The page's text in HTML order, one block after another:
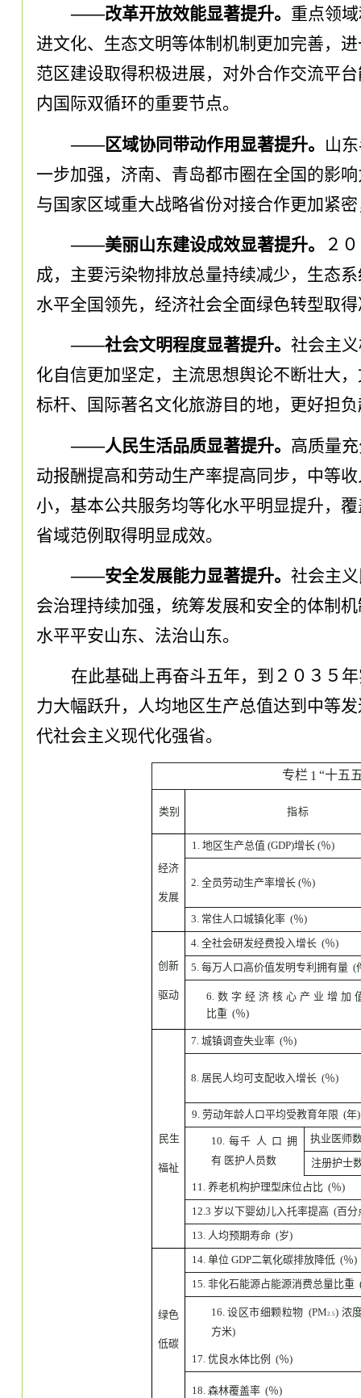
——改革开放效能显著提升。 重点领
进文化、生态文明等体制机制更加完善，
范区建设取得积极进展， 对外合作交流平
内国际双循环的重要节点。
——区域协同带动作用显著提升。 山
一步加强 ， 济南、青岛都市圈在全国的影
与国家区域重大战略省份对接合作更加紧密
——美丽山东建设成效显著提升。
２
成， 主要污染物排放总量持续减少， 生态
水平全国领先， 经济社会全面绿色转型取
——社会文明程度显著提升。 社会主
化自信更加坚定， 主流思想舆论不断壮大，
标杆、国际著名文化旅游目的地， 更好担
——人民生活品质显著提升。 高质量
动报酬提高和劳动生产率提高同步，
中等
小， 基本公共服务均等化水平明显提升，
省域范例取得明显成效。
——安全发展能力显著提升。 社会主
会治理持续加强 ， 统筹发展和安全的体制
水平平安山东、法治山东。
在此基础上再奋斗五年， 到２０３５
力大幅跃升，
人均地区生产总值达到中等
代社会主义现代化强省。
专栏 1 “十五
类别 指标
经济
发展
1. 地区生产总值 (GDP)增长 (％)
2. 全员劳动生产率增长 (％)
3. 常住人口城镇化率 (％)
创新
驱动
4. 全社会研发经费投入增长 (％)
5. 每万人口高价值发明专利拥有量 (
6. 数 字 经 济 核 心 产 业 增 加
比重 (％)
民生
福祉
7. 城镇调查失业率 (％)
8. 居民人均可支配收入增长 (％)
9. 劳动年龄人口平均受教育年限 (年)
10. 每千 人 口 拥
有 医护人员数
执业医师
注册护士
11. 养老机构护理型床位占比 (％)
12.3 岁以下婴幼儿入托率提高 (百分
13. 人均预期寿命 (岁)
绿色
低碳
14. 单位 GDP二氧化碳排放降低 (％)
15. 非化石能源占能源消费总量比重
16. 设区市细颗粒物 (PM2.5) 浓
方米)
17. 优良水体比例 (％)
18. 森林覆盖率 (％)